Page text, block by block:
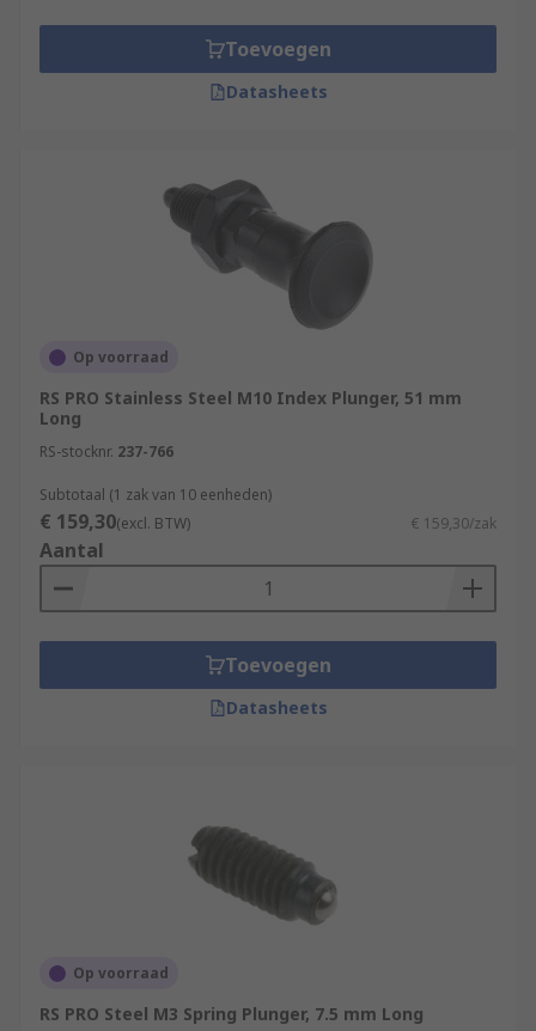
Toevoegen
Datasheets
Op voorraad
RS PRO Stainless Steel M10 Index Plunger, 51 mm
Long
RS-stocknr. 237-766
Subtotaal (1 zak van 10 eenheden)
€ 159,30(excl. BTW) € 159,30/zak
Aantal
Toevoegen
Datasheets
Op voorraad
RS PRO Steel M3 Spring Plunger, 7.5 mm Long